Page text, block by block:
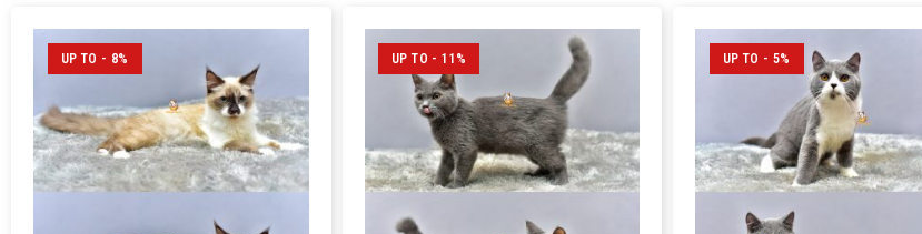
UP TO - 8% UP TO - 11% UP TO - 5%